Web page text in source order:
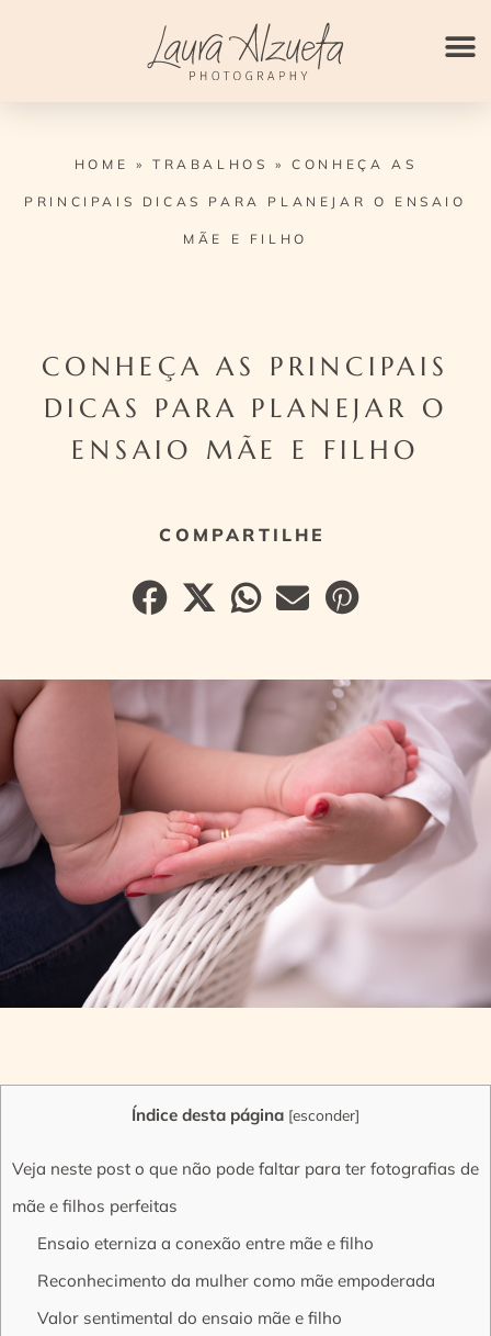
HOME » TRABALHOS »CONHEÇA AS
PRINCIPAIS DICAS PARA PLANEJAR O ENSAIO
MÃE E FILHO
CONHEÇA AS PRINCIPAIS
DICAS PARA PLANEJAR O
ENSAIO MÃE E FILHO
Índice desta página [esconder]
Veja neste post o que não pode faltar para ter fotografias de
mãe e filhos perfeitas
Ensaio eterniza a conexão entre mãe e filho
Reconhecimento da mulher como mãe empoderada
Valor sentimental do ensaio mãe e filho